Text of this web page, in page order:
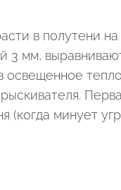
в полутени
3 мм,
освещенное
(когда минует